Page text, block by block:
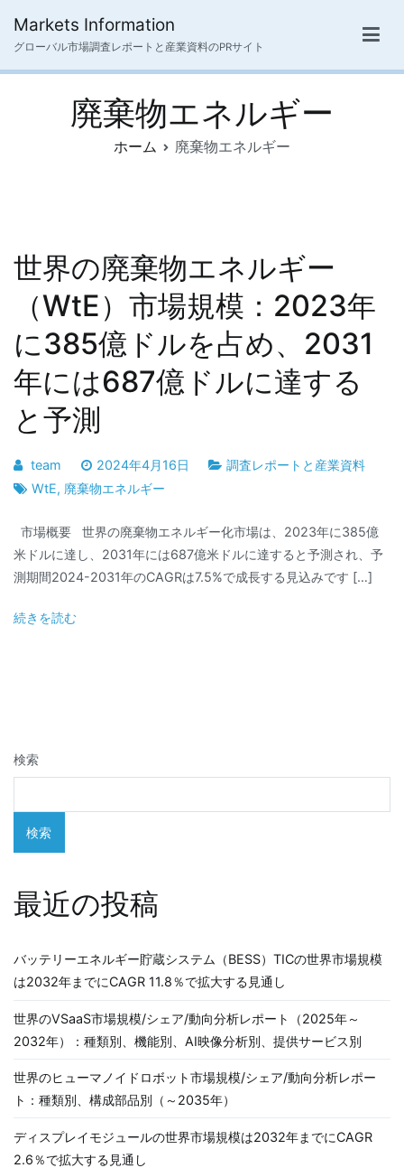
ス
Markets Information
グローバル市場調査レポートと産業資料のPRサイト
廃棄物エネルギー
ホーム 廃棄物エネルギー
世界の廃棄物エネルギー
（WtE）市場規模：2023年
に385億ドルを占め、2031
年には687億ドルに達する
と予測
team 2024年4月16日
調査レポートと産業資料
WtE, 廃棄物エネルギー
市場概要 世界の廃棄物エネルギー化市場は、2023年に385億
米ドルに達し、2031年には687億米ドルに達すると予測され、予
測期間2024-2031年のCAGRは7.5%で成長する見込みです […]
続きを読む
検索
検索
最近の投稿
バッテリーエネルギー貯蔵システム（BESS）TICの世界市場規模
は2032年までにCAGR 11.8％で拡大する見通し
世界のVSaaS市場規模/シェア/動向分析レポート（2025年～
2032年）：種類別、機能別、AI映像分析別、提供サービス別
世界のヒューマノイドロボット市場規模/シェア/動向分析レポー
ト：種類別、構成部品別（～2035年）
ディスプレイモジュールの世界市場規模は2032年までにCAGR
2.6％で拡大する見通し